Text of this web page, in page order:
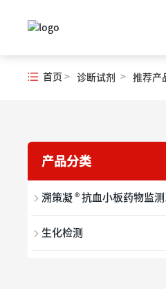
首页 诊断试剂 推荐产
产品分类
溯策凝 ® 抗血小板药物监
生化检测